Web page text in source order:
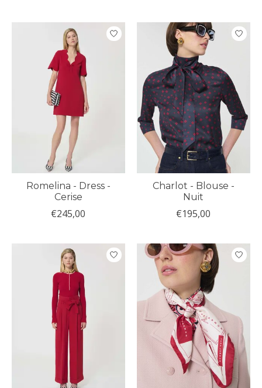
Romelina - Dress -
Cerise
€245,00
Charlot - Blouse -
Nuit
€195,00